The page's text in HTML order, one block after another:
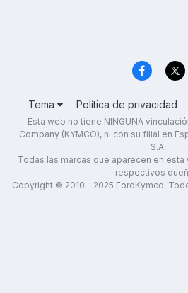
Tema Política de privacidad
Esta web no tiene NINGUNA
Company (KYMCO), ni con su filial en
S.A.
Todas las marcas que aparecen en
respectivos
Copyright © 2010 - 2025 ForoKymco.